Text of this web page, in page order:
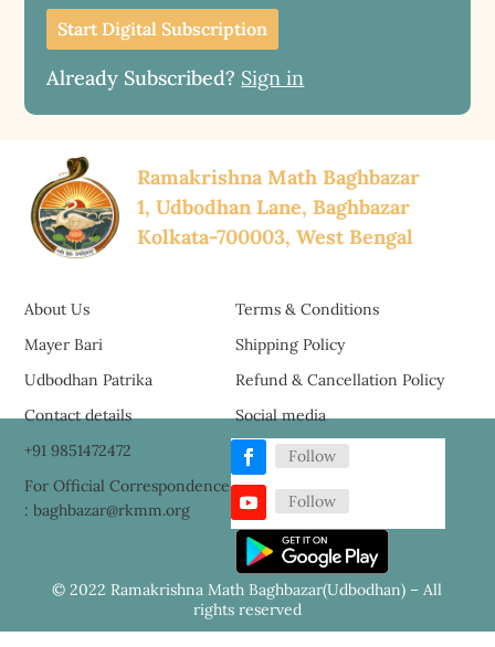
Start Digital Subscription
Already Subscribed? Sign in
Ramakrishna Math Baghbazar
1, Udbodhan Lane, Baghbazar
Kolkata-700003, West Bengal
About Us
Mayer Bari
Udbodhan Patrika
Terms & Conditions
Shipping Policy
Refund & Cancellation Policy
Contact details
+91 9851472472
For Official Correspondence
: baghbazar@rkmm.org
Social media
Follow
Follow
© 2022 Ramakrishna Math Baghbazar(Udbodhan) – All
rights reserved